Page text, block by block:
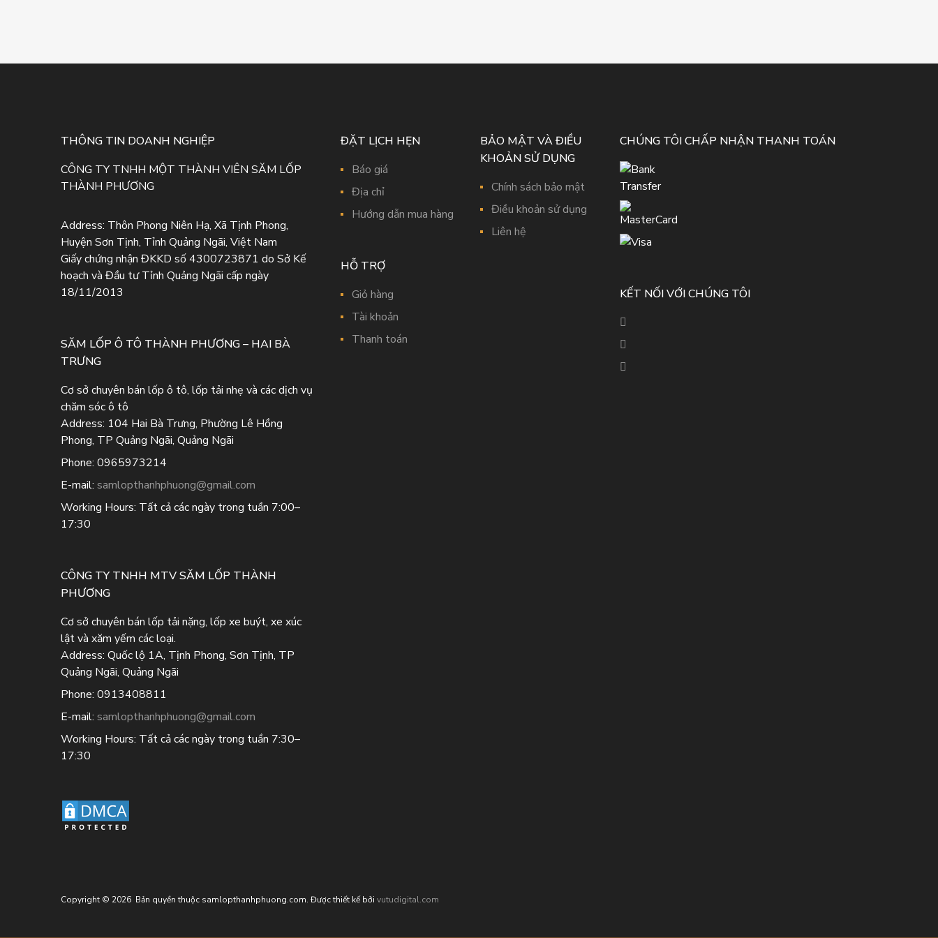
THÔNG TIN DOANH NGHIỆP
CÔNG TY TNHH MỘT THÀNH VIÊN SĂM LỐP
THÀNH PHƯƠNG
Address: Thôn Phong Niên Hạ, Xã Tịnh Phong,
Huyện Sơn Tịnh, Tỉnh Quảng Ngãi, Việt Nam
Giấy chứng nhận ĐKKD số 4300723871 do Sở Kế
hoạch và Đầu tư Tỉnh Quảng Ngãi cấp ngày
18/11/2013
SĂM LỐP Ô TÔ THÀNH PHƯƠNG – HAI BÀ
TRƯNG
Cơ sở chuyên bán lốp ô tô, lốp tải nhẹ và các dịch vụ
chăm sóc ô tô
Address: 104 Hai Bà Trưng, Phường Lê Hồng
Phong, TP Quảng Ngãi, Quảng Ngãi
Phone: 0965973214
E-mail: samlopthanhphuong@gmail.com
Working Hours: Tất cả các ngày trong tuần 7:00–
17:30
CÔNG TY TNHH MTV SĂM LỐP THÀNH
PHƯƠNG
Cơ sở chuyên bán lốp tải nặng, lốp xe buýt, xe xúc
lật và xăm yếm các loại.
Address: Quốc lộ 1A, Tịnh Phong, Sơn Tịnh, TP
Quảng Ngãi, Quảng Ngãi
Phone: 0913408811
E-mail: samlopthanhphuong@gmail.com
Working Hours: Tất cả các ngày trong tuần 7:30–
17:30
ĐẶT LỊCH HẸN
Báo giá
Địa chỉ
Hướng dẫn mua hàng
HỖ TRỢ
Giỏ hàng
Tài khoản
Thanh toán
BẢO MẬT VÀ ĐIỀU
KHOẢN SỬ DỤNG
Chính sách bảo mật
Điều khoản sử dụng
Liên hệ
CHÚNG TÔI CHẤP NHẬN THANH TOÁN
KẾT NỐI VỚI CHÚNG TÔI
Copyright © 2026 Bản quyền thuộc samlopthanhphuong.com. Được thiết kế bởi vutudigital.com